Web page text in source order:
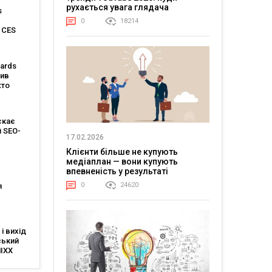
SEO-
вихід
рухається увага глядача
0 18214
17.02.2026
Клієнти більше не купують
медіаплан — вони купують
впевненість у результаті
0 24620